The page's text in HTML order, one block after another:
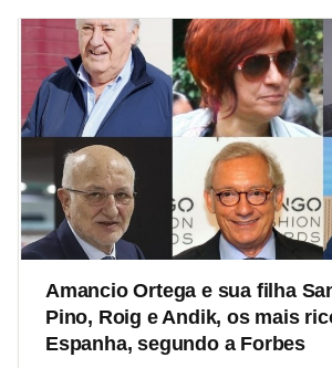
Amancio Ortega e sua filha
Pino, Roig e Andik, os mais
Espanha, segundo a Forbes